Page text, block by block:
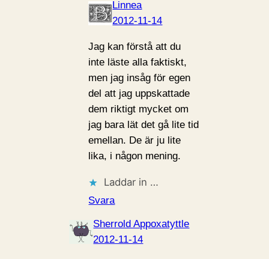
Linnea
2012-11-14
Jag kan förstå att du
inte läste alla faktiskt,
men jag insåg för egen
del att jag uppskattade
dem riktigt mycket om
jag bara lät det gå lite tid
emellan. De är ju lite
lika, i någon mening.
Laddar in …
Svara
Sherrold Appoxatyttle
2012-11-14